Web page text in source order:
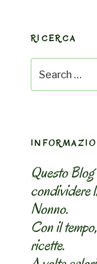
RICERCA
Search
for:
Questo
condividere
Nonno.
Con il
ricette.